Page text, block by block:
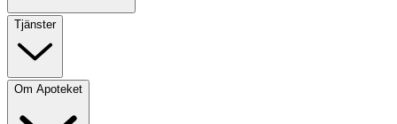
Tjänster
Om Apoteket